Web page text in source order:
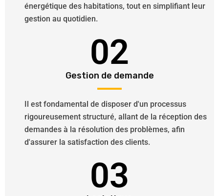
énergétique des habitations, tout en simplifiant leur
gestion au quotidien.
02
Gestion de demande
Il est fondamental de disposer d'un processus
rigoureusement structuré, allant de la réception des
demandes à la résolution des problèmes, afin
d'assurer la satisfaction des clients.
03